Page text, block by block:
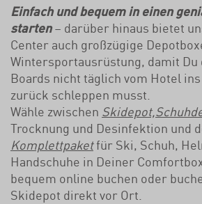
Einfach und bequem in einen
starten– darüber hinaus bietet
Center auch großzügige
Wintersportausrüstung, damit Du
Boards nicht täglich vom Hotel
zurück schleppen musst.
Wähle zwischen Skidepot,
Trocknung und Desinfektion und
Komplettpaketfür Ski, Schuh,
Handschuhe in Deiner
bequem online buchen oder
Skidepot direkt vor Ort.